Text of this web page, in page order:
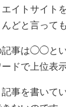
イトサイト
どと言って
記事は◯◯と
ドで上位表
事を書いて